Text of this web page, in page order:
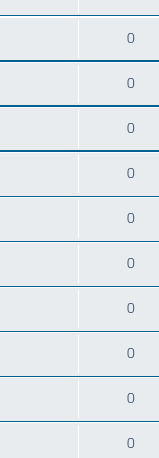
0
0
0
0
0
0
0
0
0
0